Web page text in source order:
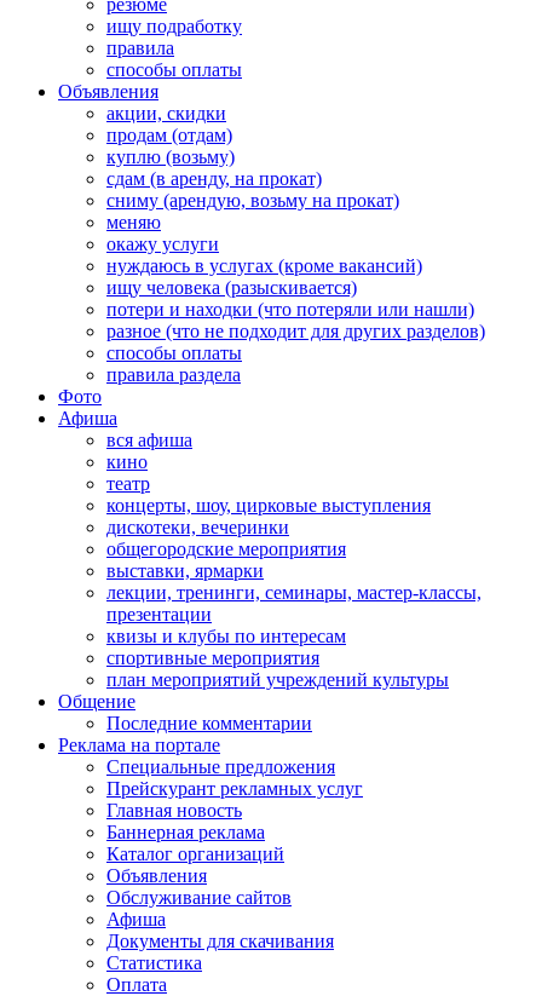
резюме
ищу подработку
правила
способы оплаты
Объявления
акции, скидки
продам (отдам)
куплю (возьму)
сдам (в аренду, на прокат)
сниму (арендую, возьму на прокат)
меняю
окажу услуги
нуждаюсь в услугах (кроме вакансий)
ищу человека (разыскивается)
потери и находки (что потеряли или нашли)
разное (что не подходит для других разделов)
способы оплаты
правила раздела
Фото
Афиша
вся афиша
кино
театр
концерты, шоу, цирковые выступления
дискотеки, вечеринки
общегородские мероприятия
выставки, ярмарки
лекции, тренинги, семинары, мастер-классы,
презентации
квизы и клубы по интересам
спортивные мероприятия
план мероприятий учреждений культуры
Общение
Последние комментарии
Реклама на портале
Специальные предложения
Прейскурант рекламных услуг
Главная новость
Баннерная реклама
Каталог организаций
Объявления
Обслуживание сайтов
Афиша
Документы для скачивания
Статистика
Оплата